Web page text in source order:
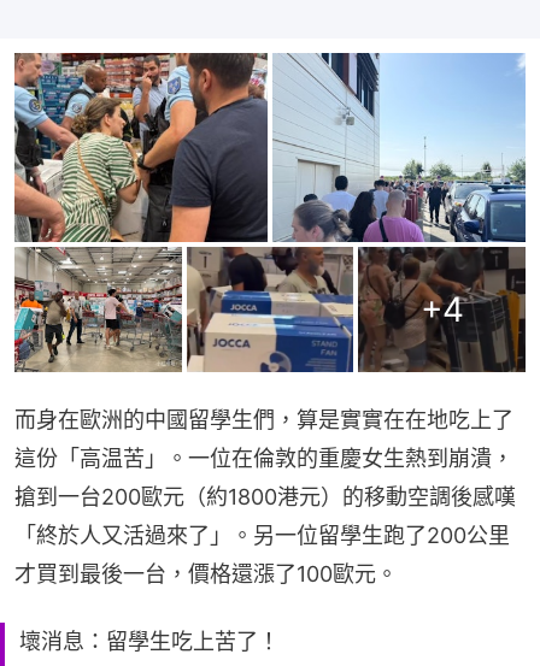
+4
而身在歐洲的中國留學生們，算是實實在在地吃上了
這份「高温苦」。一位在倫敦的重慶女生熱到崩潰，
搶到一台200歐元（約1800港元）的移動空調後感嘆
「終於人又活過來了」。另一位留學生跑了200公里
才買到最後一台，價格還漲了100歐元。
壞消息：留學生吃上苦了！